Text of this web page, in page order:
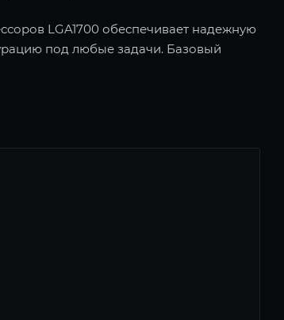
LGA1700 обеспечивает надежную
под любые задачи. Базовый